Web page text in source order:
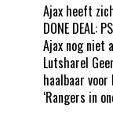
Ajax heeft
DONE DEAL:
Ajax nog niet
Lutsharel
haalbaar voor
‘Rangers in